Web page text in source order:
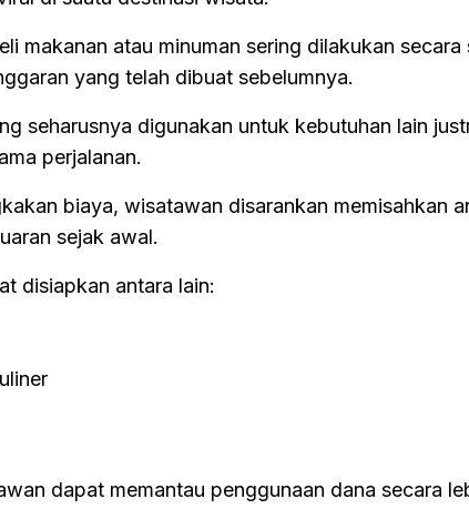
makanan atau minuman sering dilakukan secara
yang telah dibuat sebelumnya.
seharusnya digunakan untuk kebutuhan lain
perjalanan.
biaya, wisatawan disarankan memisahkan
sejak awal.
disiapkan antara lain:
dapat memantau penggunaan dana secara